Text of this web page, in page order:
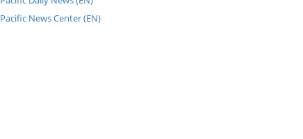
Pacific News Center (EN)